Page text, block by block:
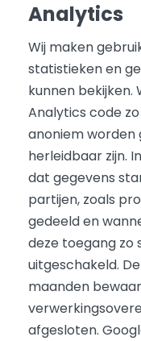
Analytics
Wij maken
statistieken en
kunnen bekijken.
Analytics code
anoniem worden
herleidbaar zijn.
dat gegevens
partijen, zoals
gedeeld en
deze toegang zo
uitgeschakeld.
maanden
afgesloten.